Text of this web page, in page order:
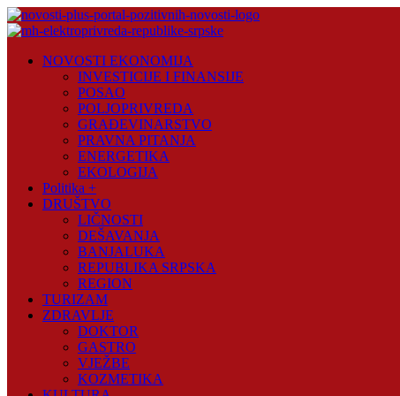
Skip
to
Plus
NOVOSTI EKONOMIJA
INVESTICIJE I FINANSIJE
POSAO
POLJOPRIVREDA
GRAĐEVINARSTVO
PRAVNA PITANJA
ENERGETIKA
EKOLOGIJA
Politika +
DRUŠTVO
LIČNOSTI
DEŠAVANJA
BANJALUKA
REPUBLIKA SRPSKA
REGION
TURIZAM
ZDRAVLJE
DOKTOR
GASTRO
VJEŽBE
KOZMETIKA